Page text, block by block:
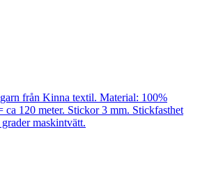
från Kinna textil. Material: 100%
120 meter. Stickor 3 mm. Stickfasthet
maskintvätt.